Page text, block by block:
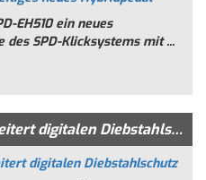
EH510 ein neues
SPD-Klicksystems mit ...
Bosch eBike Systems erweitert digitalen Diebstahlschutz